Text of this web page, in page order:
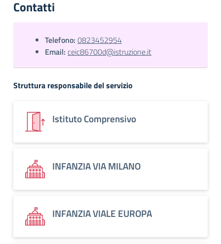
Contatti
Telefono: 0823452954
Email: ceic86700d@istruzione.it
Struttura responsabile del servizio
Istituto Comprensivo
INFANZIA VIA MILANO
INFANZIA VIALE EUROPA